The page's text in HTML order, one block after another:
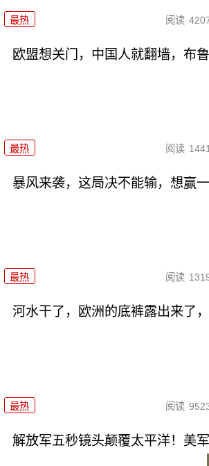
最热 阅读
欧盟想关门，中国人就翻墙，布
最热 阅读
暴风来袭，这局决不能输，想赢
最热 阅读
河水干了，欧洲的底裤露出来了，
最热 阅读
解放军五秒镜头颠覆太平洋！美